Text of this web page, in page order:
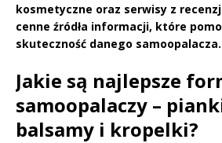
kosmetyczne oraz serwisy z
cenne źródła informacji, które
skuteczność danego samoopalacza.
Jakie są najlepsze
samoopalaczy –
balsamy i kropelki?